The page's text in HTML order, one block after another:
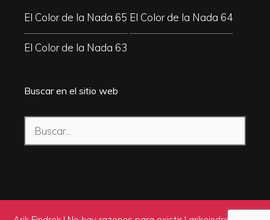
El Color de la Nada 65 El Color de la Nada 64
El Color de la Nada 63
Buscar en el sitio web